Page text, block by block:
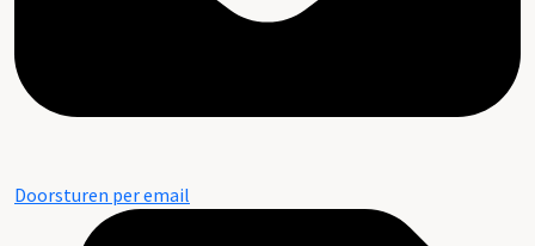
Doorsturen per email